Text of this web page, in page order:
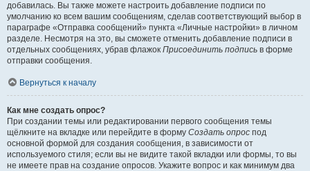
добавилась. Вы также можете настроить добавление подписи по
умолчанию ко всем вашим сообщениям, сделав соответствующий выбор в
параграфе «Отправка сообщений» пункта «Личные настройки» в личном
разделе. Несмотря на это, вы сможете отменить добавление подписи в
отдельных сообщениях, убрав флажок Присоединить подпись в форме
отправки сообщения.
Вернуться к началу
Как мне создать опрос?
При создании темы или редактировании первого сообщения темы
щёлкните на вкладке или перейдите в форму Создать опрос под
основной формой для создания сообщения, в зависимости от
используемого стиля; если вы не видите такой вкладки или формы, то вы
не имеете прав на создание опросов. Укажите вопрос и как минимум два